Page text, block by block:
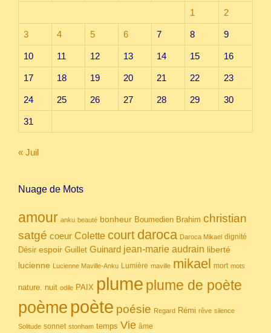
1 2
3 4 5 6 7 8 9
10 11 12 13 14 15 16
17 18 19 20 21 22 23
24 25 26 27 28 29 30
31
« Juil
Nuage de Mots
amour anku beauté bonheur Boumedien Brahim christian
satgé coeur Colette court daroca Daroca Mikael dignité
Désir espoir Guillet Guinard jean-marie audrain liberté
lucienne Lucienne Maville-Anku Lumière maville mikael mort mots
nature. nuit odile PAIX plume plume de poète
poème poète poésie Regard Rémi rêve silence
Solitude sonnet stonham temps Vie âme